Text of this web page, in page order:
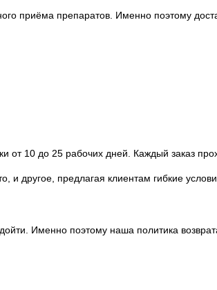
приёма препаратов. Именно поэтому
10 до 25 рабочих дней. Каждый заказ
предлагая клиентам гибкие
Именно поэтому наша политика